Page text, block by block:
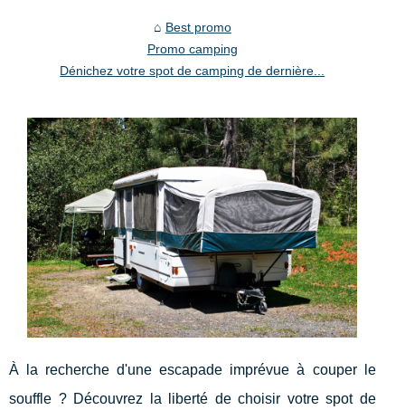
Best promo
Promo camping
Dénichez votre spot de camping de dernière...
À la recherche d'une escapade imprévue à couper le
souffle ? Découvrez la liberté de choisir votre spot de